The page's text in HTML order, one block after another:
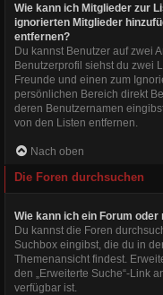
Wie kann ich Mitglieder zur
ignorierten Mitglieder
entfernen?
Du kannst Benutzer auf zwei
Benutzerprofil siehst du zwei
Freunde und einen zum
persönlichen Bereich direkt
deren Benutzernamen
von den Listen entfernen.
Nach oben
Die Foren durchsuchen
Wie kann ich ein Forum
Du kannst die Foren
Suchbox eingibst, die du in
Themenansicht findest.
den „Erweiterte Suche“-Link
verfügbar ist.